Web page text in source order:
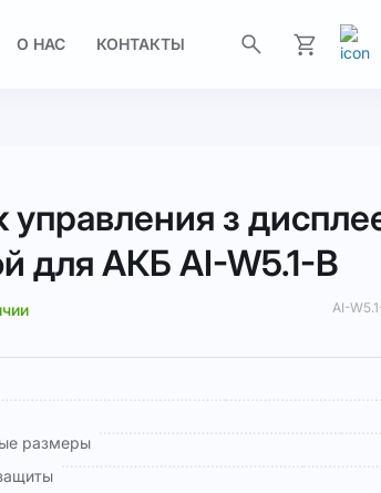
О НАС
КОНТАКТЫ
управления з
для АКБ AI-W5.1-B
AI-
размеры